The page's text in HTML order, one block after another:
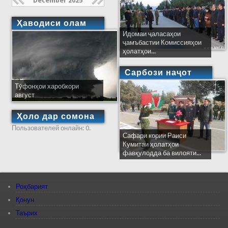
Ҳаводиси олам
Тӯфонҳои харобкори
август
Ҳоло дар сомона
Пользователей онлайн: 0.
Идомаи ҷаласаҳои
ҷамъбастии Комиссияҳои
ҳолатҳои...
Сарбози наҷот
Сафари кории Раиси
Кумитаи ҳолатҳои
фавқулодда ба вилояти...
Роҳбарият
Қонун
Таърих